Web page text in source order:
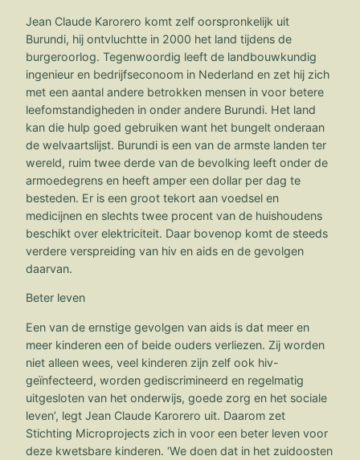
Jean Claude Karorero komt zelf oorspronkelijk uit
Burundi, hij ontvluchtte in 2000 het land tijdens de
burgeroorlog. Tegenwoordig leeft de landbouwkundig
ingenieur en bedrijfseconoom in Nederland en zet hij zich
met een aantal andere betrokken mensen in voor betere
leefomstandigheden in onder andere Burundi. Het land
kan die hulp goed gebruiken want het bungelt onderaan
de welvaartslijst. Burundi is een van de armste landen ter
wereld, ruim twee derde van de bevolking leeft onder de
armoedegrens en heeft amper een dollar per dag te
besteden. Er is een groot tekort aan voedsel en
medicijnen en slechts twee procent van de huishoudens
beschikt over elektriciteit. Daar bovenop komt de steeds
verdere verspreiding van hiv en aids en de gevolgen
daarvan.
Beter leven
Een van de ernstige gevolgen van aids is dat meer en
meer kinderen een of beide ouders verliezen. Zij worden
niet alleen wees, veel kinderen zijn zelf ook hiv-
geïnfecteerd, worden gediscrimineerd en regelmatig
uitgesloten van het onderwijs, goede zorg en het sociale
leven’, legt Jean Claude Karorero uit. Daarom zet
Stichting Microprojects zich in voor een beter leven voor
deze kwetsbare kinderen. ‘We doen dat in het zuidoosten